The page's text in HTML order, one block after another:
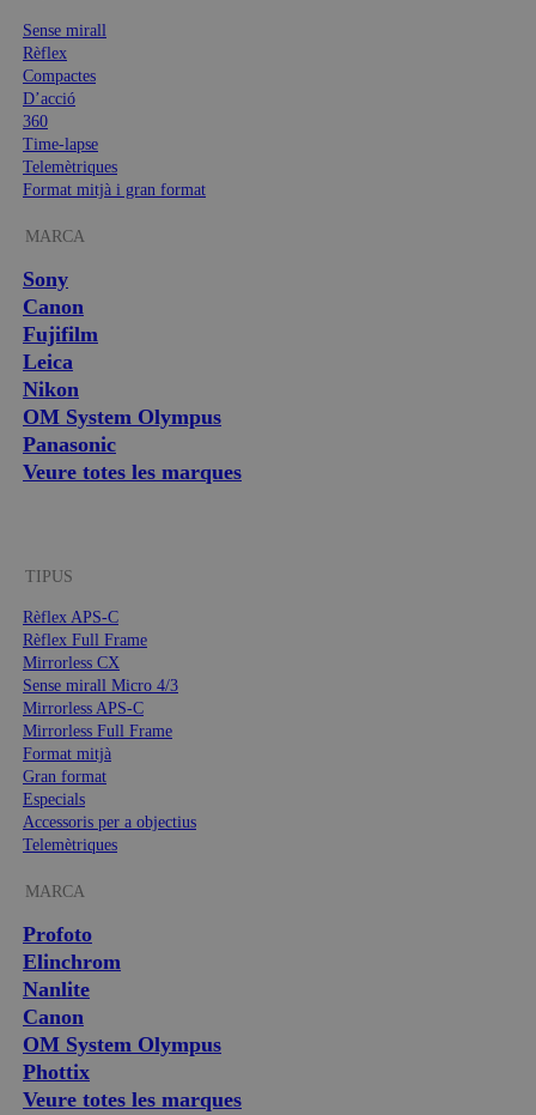
Sense mirall
Rèflex
Compactes
D’acció
360
Time-lapse
Telemètriques
Format mitjà i gran format
MARCA
Sony
Canon
Fujifilm
Leica
Nikon
OM System Olympus
Panasonic
Veure totes les marques
TIPUS
Rèflex APS-C
Rèflex Full Frame
Mirrorless CX
Sense mirall Micro 4/3
Mirrorless APS-C
Mirrorless Full Frame
Format mitjà
Gran format
Especials
Accessoris per a objectius
Telemètriques
MARCA
Profoto
Elinchrom
Nanlite
Canon
OM System Olympus
Phottix
Veure totes les marques